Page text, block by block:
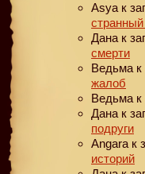
Asya к
Дана к
смерти
Ведьма
жалоб
Ведьма
Дана к
подруги
Angara к
историй